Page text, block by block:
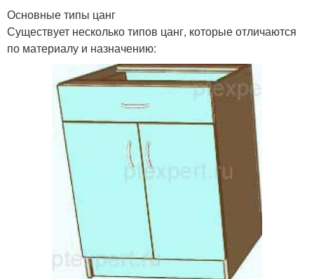
Основные типы цанг
Существует несколько типов цанг, которые отличаются
по материалу и назначению: